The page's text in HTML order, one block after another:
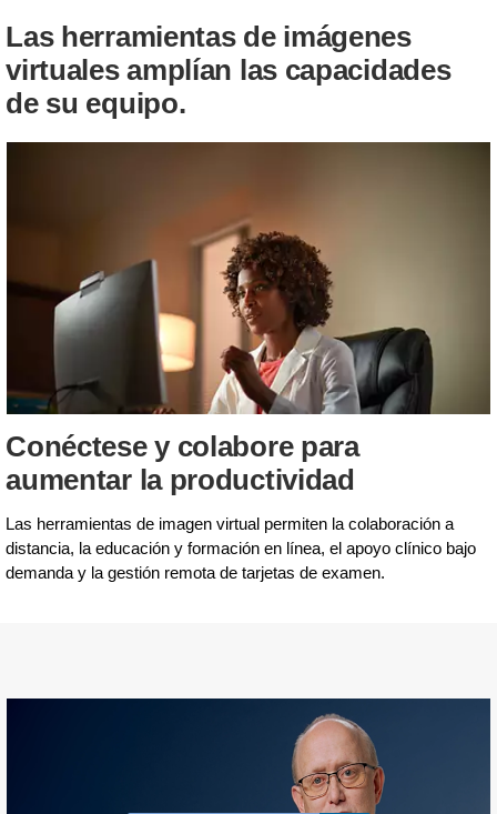
Las herramientas de imágenes
virtuales amplían las capacidades
de su equipo.
Conéctese y colabore para
aumentar la productividad
Las herramientas de imagen virtual permiten la colaboración a
distancia, la educación y formación en línea, el apoyo clínico bajo
demanda y la gestión remota de tarjetas de examen.